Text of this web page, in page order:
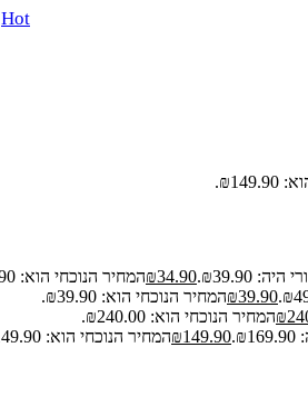
Hot
₪39.90.
₪34.90
המחיר הנוכחי הוא: ₪34.90.
₪39.90
המחיר הנוכחי הוא: ₪39.90.
₪המחיר הנוכחי הוא: ₪240.00.
₪149.90
המחיר הנוכחי הוא: ₪149.90.